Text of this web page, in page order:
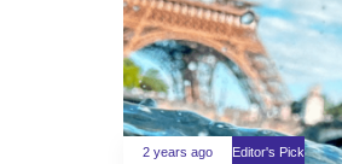
2 years ago Editor's Pick